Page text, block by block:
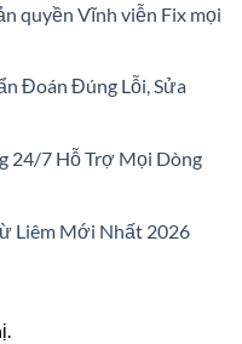
quyền Vĩnh viễn Fix mọi
Đoán Đúng Lỗi, Sửa
24/7 Hỗ Trợ Mọi Dòng
Liêm Mới Nhất 2026